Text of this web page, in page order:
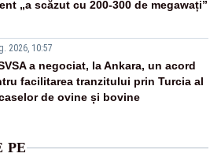
„a scăzut cu 200-300 de megawați”
2026, 10:57
a negociat, la Ankara, un acord
facilitarea tranzitului prin Turcia al
de ovine și bovine
PE